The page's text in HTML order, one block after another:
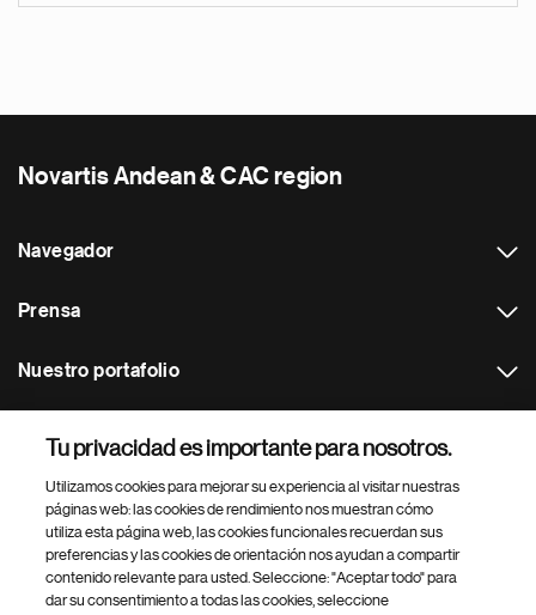
Novartis Andean & CAC region
Navegador
Prensa
Nuestro portafolio
Footer Site Search
Tu privacidad es importante para nosotros.
Utilizamos cookies para mejorar su experiencia al visitar nuestras
páginas web: las cookies de rendimiento nos muestran cómo
utiliza esta página web, las cookies funcionales recuerdan sus
preferencias y las cookies de orientación nos ayudan a compartir
contenido relevante para usted. Seleccione: "Aceptar todo" para
dar su consentimiento a todas las cookies, seleccione